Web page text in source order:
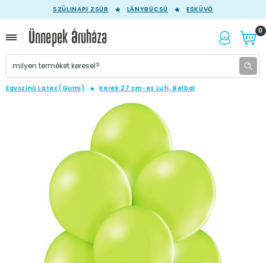
SZÜLINAPI ZSÚR LÁNYBÚCSÚ ESKÜVŐ
0
Egyszínű Latex (Gumi) Kerek 27 cm-es Lufi, Belbal